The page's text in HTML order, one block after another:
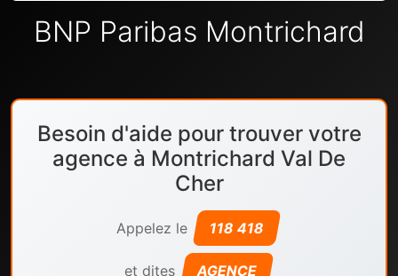
BNP Paribas Montrichard
Besoin d'aide pour trouver votre
agence à Montrichard Val De
Cher
Appelez le 118 418
et dites AGENCE